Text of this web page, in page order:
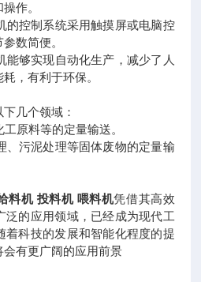
作。
的控制系统采用触摸屏或电脑控
数简便。
能够实现自动化生产，减少了人
，有利于环保。
几个领域：
原料等的定量输送。
、污泥处理等固体废物的定量输
料机 投料机 喂料机凭借其高效
泛的应用领域，已经成为现代工
着科技的发展和智能化程度的提
有更广阔的应用前景